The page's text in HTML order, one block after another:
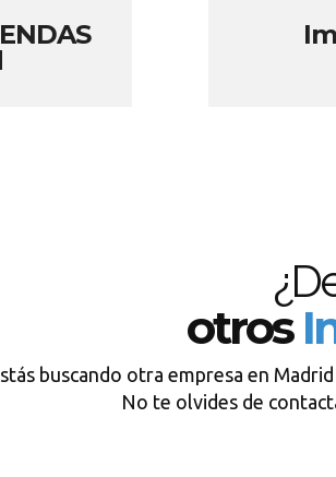
otros
buscando otra empresa en
No te olvides de